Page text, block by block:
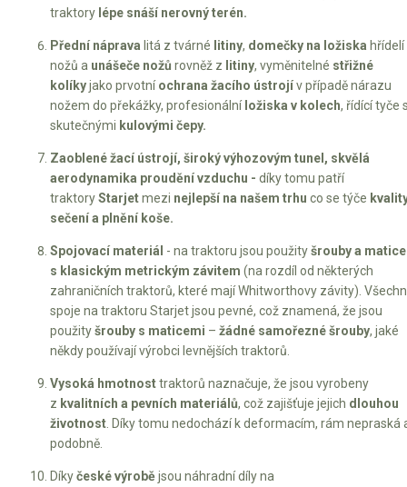
traktory lépe snáší nerovný terén.
Přední náprava litá z tvárné litiny, domečky na ložiska hřídelí
nožů a unášeče nožů rovněž z litiny, vyměnitelné střižné
kolíkyjako prvotníochrana žacího ústrojív případě nárazu
nožem do překážky, profesionální ložiska v kolech, řídící tyče
skutečnými kulovými čepy.
Zaoblené žací ústrojí, široký výhozovým tunel, skvělá
aerodynamika proudění vzduchu - díky tomu patří
traktoryStarjetmezi nejlepší na našem trhu co se týče
sečení a plnění koše.
Spojovací materiál - na traktoru jsou použityšrouby a matice
s klasickým metrickým závitem (na rozdíl od některých
zahraničních traktorů, které mají Whitworthovy závity).
spoje na traktoru Starjet jsou pevné, což znamená, že jsou
použityšrouby s maticemi – žádné samořezné šrouby, jaké
někdy používají výrobci levnějších traktorů.
Vysoká hmotnosttraktorů naznačuje, že jsou vyrobeny
z kvalitních a pevních materiálů, což zajišťuje jejich dlouhou
životnost . Díky tomu nedochází k deformacím, rám nepraská
podobně.
Díkyčeské výrobějsou náhradní díly na